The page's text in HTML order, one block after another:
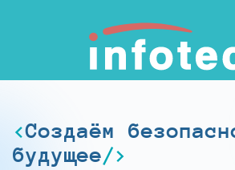
Создаём
будущее